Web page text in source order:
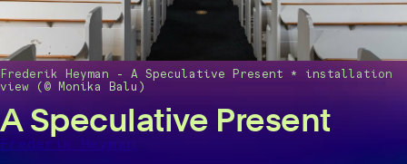
A Speculative Present
Frederik Heyman
Frederik Heyman - A Speculative Present * installation
view (© Monika Balu)